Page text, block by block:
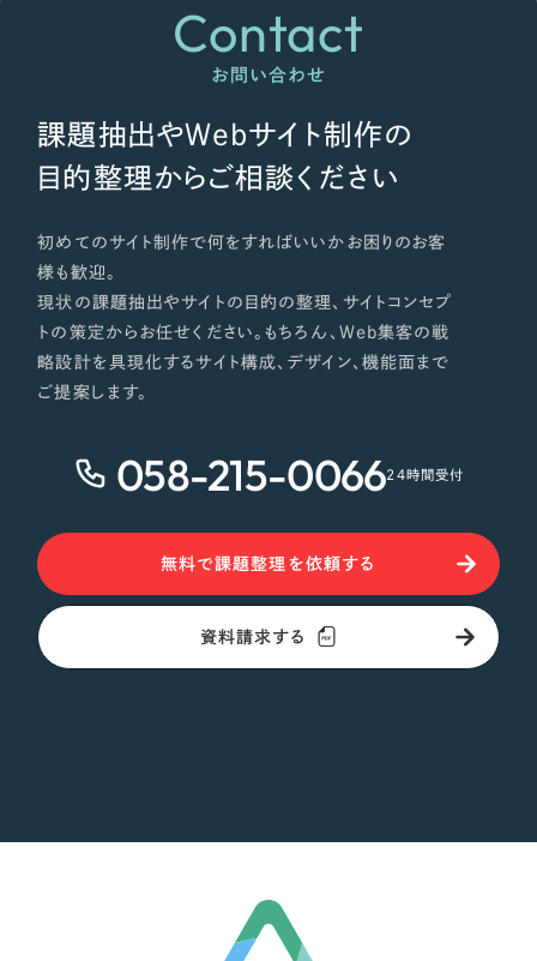
Contact
お問い合わせ
課題抽出やWebサイト制作の
目的整理からご相談ください
初めてのサイト制作で何をすればいいかお困りのお客
様も歓迎。
現状の課題抽出やサイトの目的の整理、サイトコンセプ
トの策定からお任せください。もちろん、Web集客の戦
略設計を具現化するサイト構成、デザイン、機能面まで
ご提案します。
058-215-006624時間受付
無料で課題整理を依頼する
資料請求する